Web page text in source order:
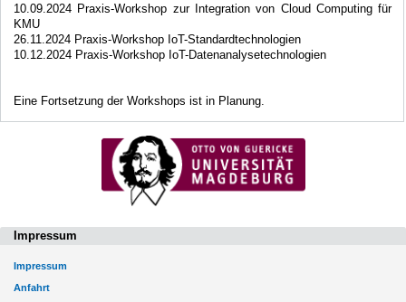
10.09.2024 Praxis-Workshop zur Integration von Cloud Computing für
KMU
26.11.2024 Praxis-Workshop IoT-Standardtechnologien
10.12.2024 Praxis-Workshop IoT-Datenanalysetechnologien
Eine Fortsetzung der Workshops ist in Planung.
Impressum
Impressum
Anfahrt